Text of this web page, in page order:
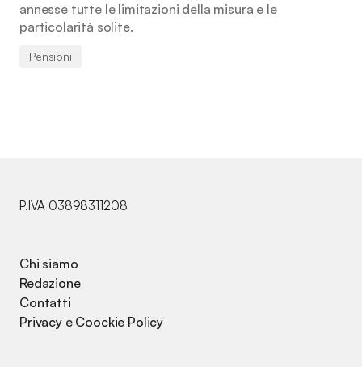
annesse tutte le limitazioni della misura e le
particolarità solite.
Pensioni
P.IVA 03898311208
Chi siamo
Redazione
Contatti
Privacy e Coockie Policy